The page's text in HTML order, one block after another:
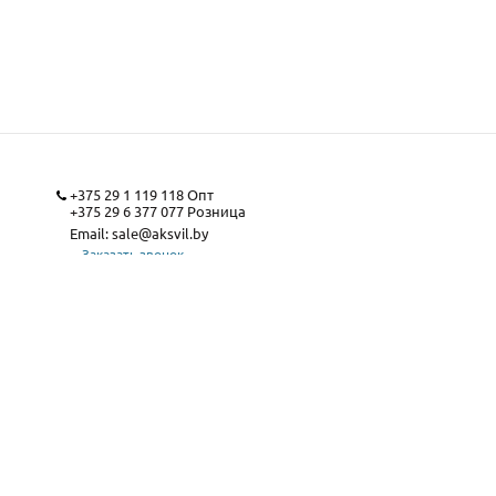
+375 29 1 119 118Опт
+375 29 6 377 077Розница
Email:sale@aksvil.by
Заказать звонок